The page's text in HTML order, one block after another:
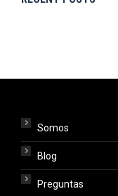
Somos
Blog
Preguntas